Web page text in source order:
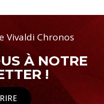
Vivaldi Chronos
À NOTRE
!